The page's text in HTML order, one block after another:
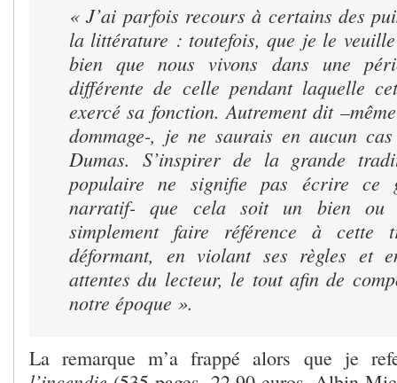
« J’ai parfois recours à certains des
la littérature : toutefois, que je le
bien que nous vivons dans une
différente de celle pendant laquelle
exercé sa fonction. Autrement dit
dommage-, je ne saurais en aucun
Dumas. S’inspirer de la grande
populaire ne signifie pas écrire ce
narratif- que cela soit un bien ou
simplement faire référence à cette
déformant, en violant ses règles et
attentes du lecteur, le tout afin de
notre époque ».
La remarque m’a frappé alors que je